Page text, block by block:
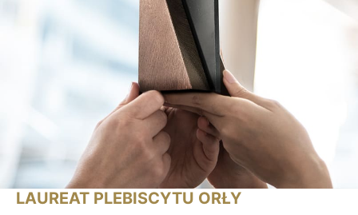
LAUREAT PLEBISCYTU ORŁY